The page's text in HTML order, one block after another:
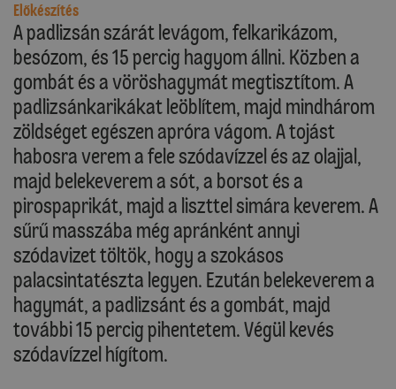
Előkészítés
A padlizsán szárát levágom, felkarikázom,
besózom, és 15 percig hagyom állni. Közben a
gombát és a vöröshagymát megtisztítom. A
padlizsánkarikákat leöblítem, majd mindhárom
zöldséget egészen apróra vágom. A tojást
habosra verem a fele szódavízzel és az olajjal,
majd belekeverem a sót, a borsot és a
pirospaprikát, majd a liszttel simára keverem. A
sűrű masszába még apránként annyi
szódavizet töltök, hogy a szokásos
palacsintatészta legyen. Ezután belekeverem a
hagymát, a padlizsánt és a gombát, majd
további 15 percig pihentetem. Végül kevés
szódavízzel hígítom.